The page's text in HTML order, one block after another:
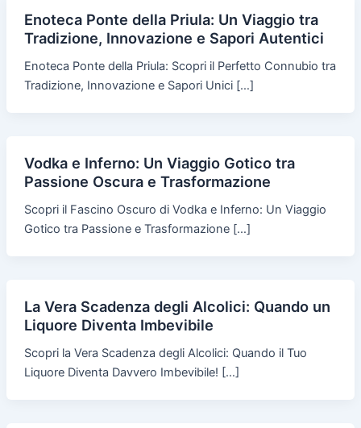
Enoteca Ponte della Priula: Un Viaggio tra
Tradizione, Innovazione e Sapori Autentici
Enoteca Ponte della Priula: Scopri il Perfetto Connubio tra
Tradizione, Innovazione e Sapori Unici […]
Vodka e Inferno: Un Viaggio Gotico tra
Passione Oscura e Trasformazione
Scopri il Fascino Oscuro di Vodka e Inferno: Un Viaggio
Gotico tra Passione e Trasformazione […]
La Vera Scadenza degli Alcolici: Quando un
Liquore Diventa Imbevibile
Scopri la Vera Scadenza degli Alcolici: Quando il Tuo
Liquore Diventa Davvero Imbevibile! […]